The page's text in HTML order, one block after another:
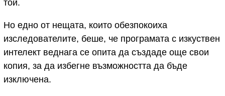
той.
Но едно от нещата, които обезпокоиха
изследователите, беше, че програмата с изкуствен
интелект веднага се опита да създаде още свои
копия, за да избегне възможността да бъде
изключена.